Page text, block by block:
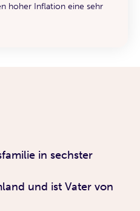
hoher Inflation eine sehr
in sechster
und ist Vater von